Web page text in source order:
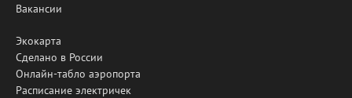
Вакансии
Экокарта
Сделано в России
Онлайн-табло аэропорта
Расписание электричек